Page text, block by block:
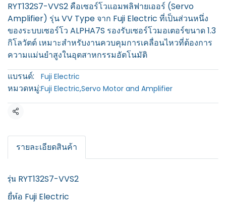
RYT132S7-VVS2 คือเซอร์โวแอมพลิฟายเออร์ (Servo
Amplifier) รุ่น VV Type จาก Fuji Electric ที่เป็นส่วนหนึ่ง
ของระบบเซอร์โว ALPHA7S รองรับเซอร์โวมอเตอร์ขนาด 1.3
กิโลวัตต์ เหมาะสำหรับงานควบคุมการเคลื่อนไหวที่ต้องการ
ความแม่นยำสูงในอุตสาหกรรมอัตโนมัติ
แบรนด์:
Fuji Electric
หมวดหมู่:Fuji Electric,Servo Motor and Amplifier
แชร์
รายละเอียดสินค้า
รุ่น RYT132S7-VVS2
ยี่ห้อ Fuji Electric